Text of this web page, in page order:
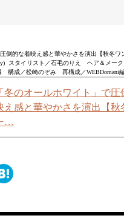
倒的な着映え感と華やかさを演出【秋冬ワ
スタイリスト／石毛のりえ ヘア＆メー
構成／松崎のぞみ 再構成／WEBDomani
「冬のオールホワイト」で
え感と華やかさを演出【秋
…